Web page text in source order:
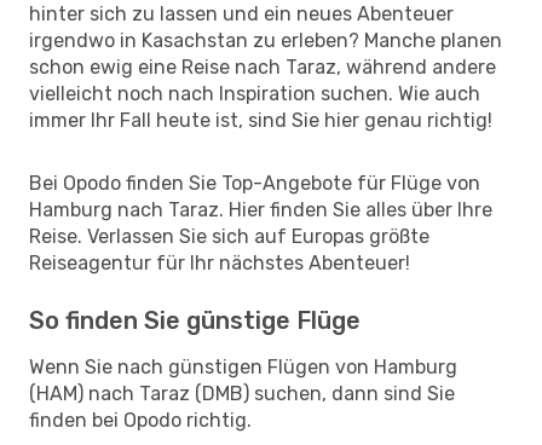
hinter sich zu lassen und ein neues Abenteuer
irgendwo in Kasachstan zu erleben? Manche planen
schon ewig eine Reise nach Taraz, während andere
vielleicht noch nach Inspiration suchen. Wie auch
immer Ihr Fall heute ist, sind Sie hier genau richtig!
Bei Opodo finden Sie Top-Angebote für Flüge von
Hamburg nach Taraz. Hier finden Sie alles über Ihre
Reise. Verlassen Sie sich auf Europas größte
Reiseagentur für Ihr nächstes Abenteuer!
So finden Sie günstige Flüge
Wenn Sie nach günstigen Flügen von Hamburg
(HAM) nach Taraz (DMB) suchen, dann sind Sie
finden bei Opodo richtig.